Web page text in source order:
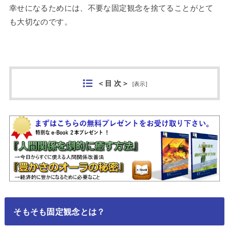
幸せになるためには、不要な固定観念を捨てることがとて
も大切なのです。
＜目 次＞ [表示]
そもそも固定観念とは？